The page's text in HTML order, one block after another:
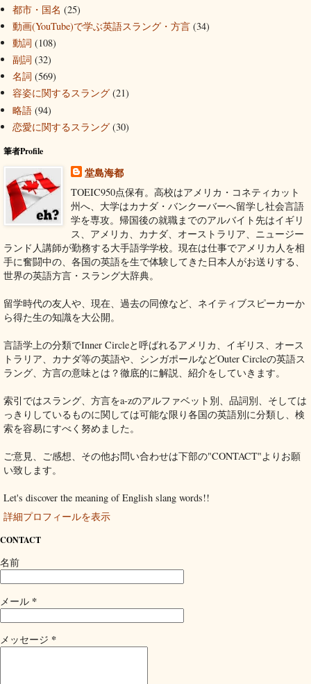
都市・国名 (25)
動画(YouTube)で学ぶ英語スラング・方言 (34)
動詞 (108)
副詞 (32)
名詞 (569)
容姿に関するスラング (21)
略語 (94)
恋愛に関するスラング (30)
筆者Profile
堂島海都
TOEIC950点保有。高校はアメリカ・コネティカット
州へ、大学はカナダ・バンクーバーへ留学し社会言語
学を専攻。帰国後の就職までのアルバイト先はイギリ
ス、アメリカ、カナダ、オーストラリア、ニュージー
ランド人講師が勤務する大手語学学校。現在は仕事でアメリカ人を相
手に奮闘中の、各国の英語を生で体験してきた日本人がお送りする、
世界の英語方言・スラング大辞典。
留学時代の友人や、現在、過去の同僚など、ネイティブスピーカーか
ら得た生の知識を大公開。
言語学上の分類でInner Circleと呼ばれるアメリカ、イギリス、オース
トラリア、カナダ等の英語や、シンガポールなどOuter Circleの英語ス
ラング、方言の意味とは？徹底的に解説、紹介をしていきます。
索引ではスラング、方言をa-zのアルファベット別、品詞別、そしては
っきりしているものに関しては可能な限り各国の英語別に分類し、検
索を容易にすべく努めました。
ご意見、ご感想、その他お問い合わせは下部の"CONTACT"よりお願
い致します。
Let's discover the meaning of English slang words!!
詳細プロフィールを表示
CONTACT
名前
メール *
メッセージ *